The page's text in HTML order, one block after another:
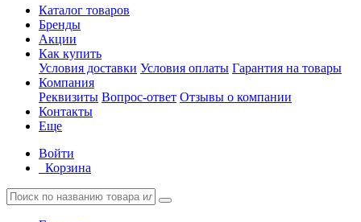
Каталог товаров
Бренды
Акции
Как купить
Условия доставки Условия оплаты Гарантия на товары
Компания
Реквизиты Вопрос-ответ Отзывы о компании
Контакты
Еще
Войти
Корзина